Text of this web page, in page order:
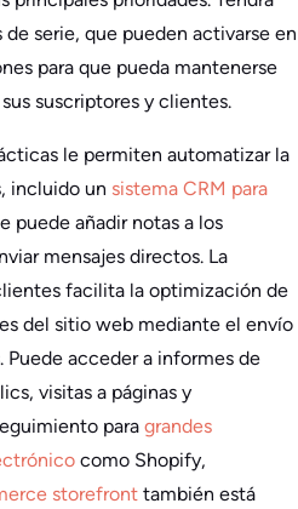
serie, que pueden activarse en
para que pueda mantenerse
suscriptores y clientes.
le permiten automatizar la
incluido un sistema CRM para
puede añadir notas a los
mensajes directos. La
facilita la optimización de
del sitio web mediante el envío
Puede acceder a informes de
visitas a páginas y
para grandes
como Shopify,
storefront también está